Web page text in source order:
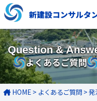
新建設コンサルタ
Question &
よくあるご質問
HOME > よくあるご質問 >発